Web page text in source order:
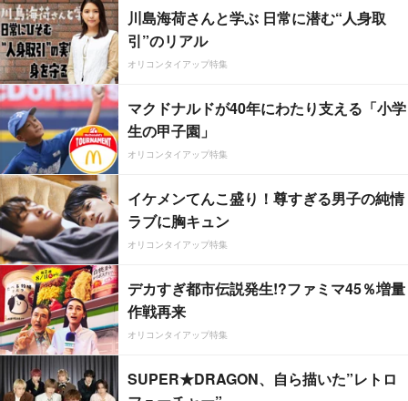
川島海荷さんと学ぶ 日常に潜む“人身取
引”のリアル
オリコンタイアップ特集
マクドナルドが40年にわたり支える「小学
生の甲子園」
オリコンタイアップ特集
イケメンてんこ盛り！尊すぎる男子の純情
ラブに胸キュン
オリコンタイアップ特集
デカすぎ都市伝説発生!?ファミマ45％増量
作戦再来
オリコンタイアップ特集
SUPER★DRAGON、自ら描いた”レトロ